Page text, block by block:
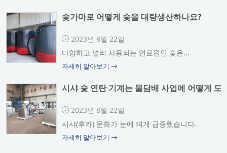
숯가마로 어떻게 숯을 대량생산하나요?
2023년 8월 22일
다양하고 널리 사용되는 연료원인 숯은...
자세히 알아보기
시샤 숯 연탄 기계는 물담배 사업에 어떻게 도
2023년 8월 22일
시샤(후카) 문화가 눈에 띄게 급증했습니다.
자세히 알아보기